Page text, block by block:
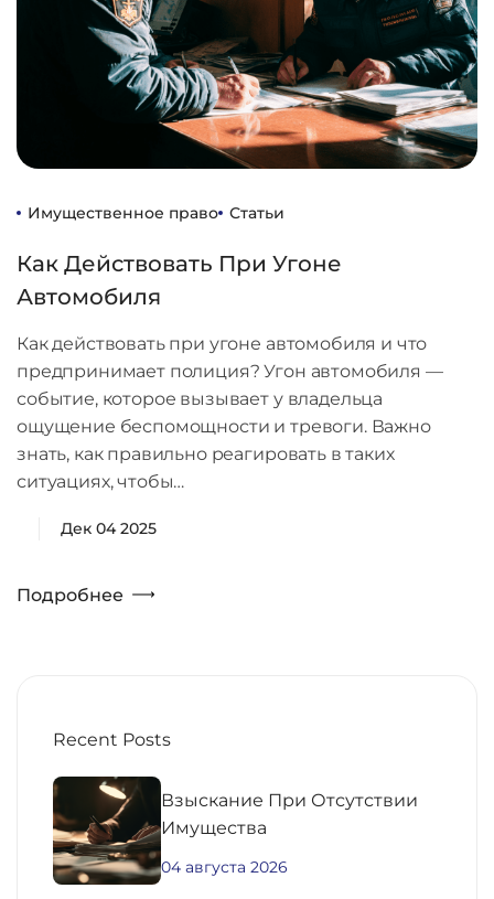
Имущественное право Статьи
Как Действовать При Угоне
Автомобиля
Как действовать при угоне автомобиля и что
предпринимает полиция? Угон автомобиля —
событие, которое вызывает у владельца
ощущение беспомощности и тревоги. Важно
знать, как правильно реагировать в таких
ситуациях, чтобы…
Дек 04 2025
Подробнее
Recent Posts
Взыскание При Отсутствии
Имущества
04 августа 2026